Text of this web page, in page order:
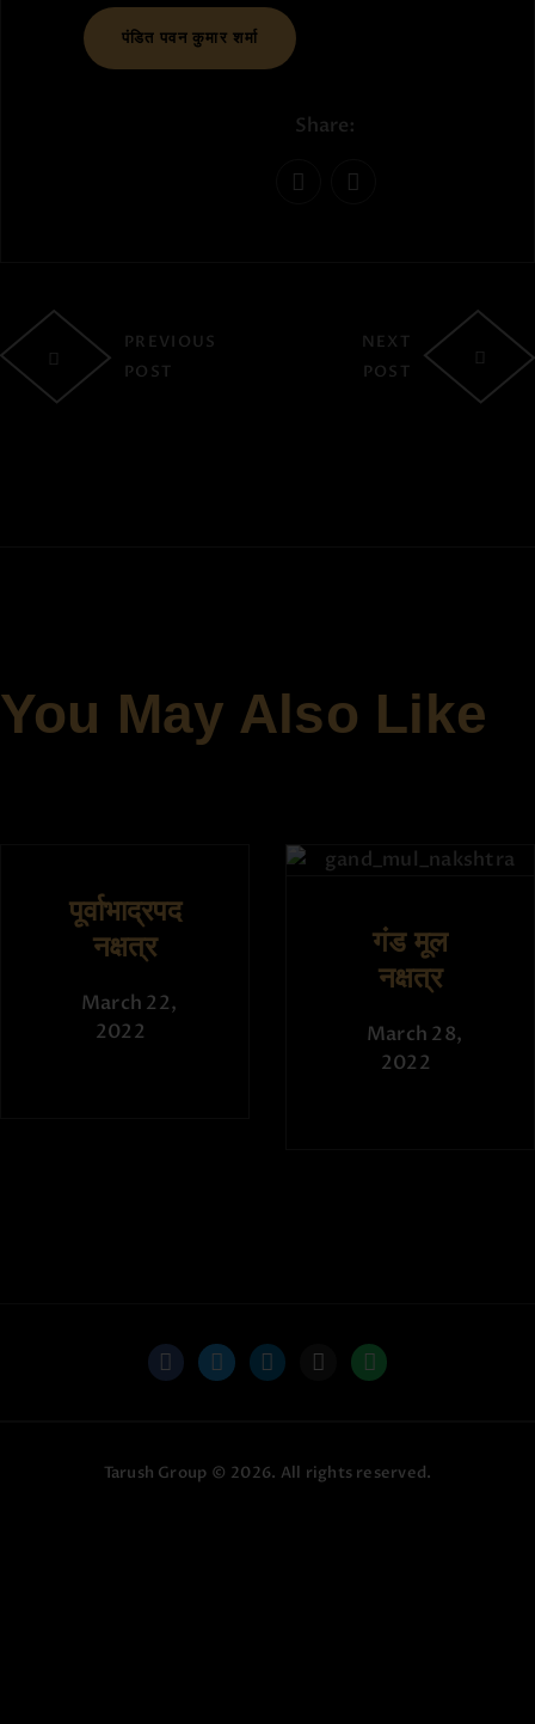
पंडित पवन कुमार शर्मा
Share:
PREVIOUS
POST
NEXT
POST
You May Also Like
पूर्वाभाद्रपद
नक्षत्र
March 22,
2022
गंड मूल
नक्षत्र
March 28,
2022
Tarush Group © 2026. All rights reserved.